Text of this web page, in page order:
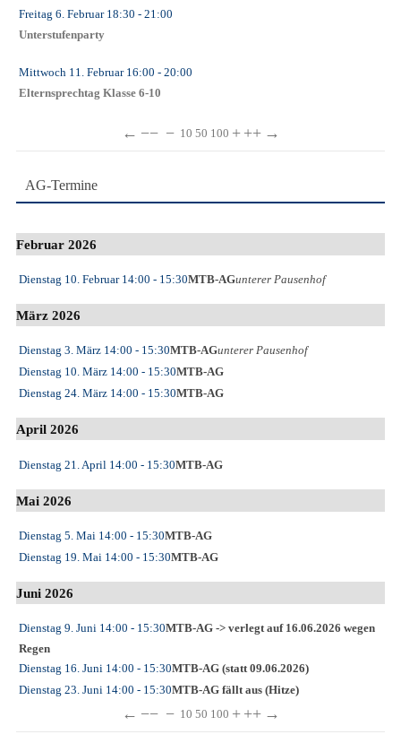
Freitag 6. Februar18:30 - 21:00
Unterstufenparty
Mittwoch 11. Februar16:00 - 20:00
Elternsprechtag Klasse 6-10
← −− − 10 50 100 + ++ →
AG-Termine
Februar 2026
Dienstag 10. Februar14:00 - 15:30MTB-AGunterer Pausenhof
März 2026
Dienstag 3. März 14:00 - 15:30MTB-AGunterer Pausenhof
Dienstag 10. März 14:00 - 15:30MTB-AG
Dienstag 24. März 14:00 - 15:30MTB-AG
April 2026
Dienstag 21. April 14:00 - 15:30MTB-AG
Mai 2026
Dienstag 5. Mai 14:00 - 15:30MTB-AG
Dienstag 19. Mai 14:00 - 15:30MTB-AG
Juni 2026
Dienstag 9. Juni 14:00 - 15:30MTB-AG -> verlegt auf 16.06.2026 wegen
Regen
Dienstag 16. Juni 14:00 - 15:30MTB-AG (statt 09.06.2026)
Dienstag 23. Juni 14:00 - 15:30MTB-AG fällt aus (Hitze)
← −− − 10 50 100 + ++ →